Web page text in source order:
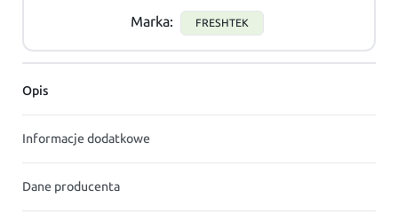
Marka: FRESHTEK
Opis
Informacje dodatkowe
Dane producenta